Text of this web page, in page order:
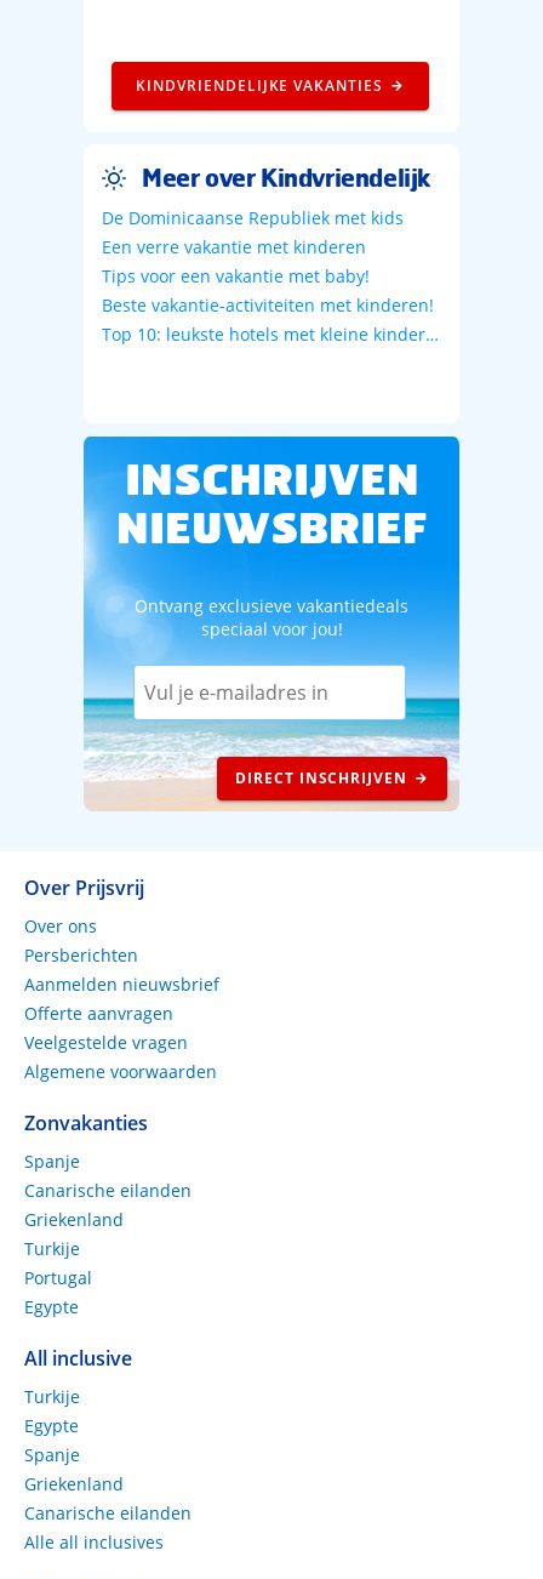
KINDVRIENDELIJKE VAKANTIES
Meer over Kindvriendelijk
De Dominicaanse Republiek met kids
Een verre vakantie met kinderen
Tips voor een vakantie met baby!
Beste vakantie-activiteiten met kinderen!
Top 10: leukste hotels met kleine kinderen
INSCHRIJVEN
NIEUWSBRIEF
Ontvang exclusieve vakantiedeals
speciaal voor jou!
DIRECT INSCHRIJVEN
Over Prijsvrij
Over ons
Persberichten
Aanmelden nieuwsbrief
Offerte aanvragen
Veelgestelde vragen
Algemene voorwaarden
Zonvakanties
Spanje
Canarische eilanden
Griekenland
Turkije
Portugal
Egypte
All inclusive
Turkije
Egypte
Spanje
Griekenland
Canarische eilanden
Alle all inclusives